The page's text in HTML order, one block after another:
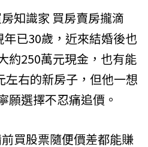
知識家 買房賣房攏滴
已30歲，近來結婚後也
約250萬元現金，也有能
左右的新房子，但他一想
願選擇不忍痛追價。
買股票隨便價差都能賺